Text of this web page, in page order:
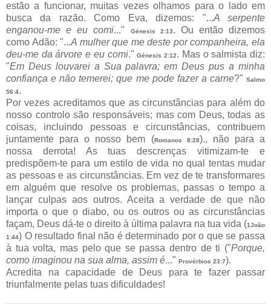
estão a funcionar, muitas vezes olhamos para o lado em
busca da razão. Como Eva, dizemos: "...A serpente
enganou-me e eu comi..." Génesis 2:13. Ou então dizemos
como Adão: "...A mulher que me deste por companheira, ela
deu-me da árvore e eu comi."Génesis 2:12. Mas o salmista diz:
"Em Deus louvarei a Sua palavra; em Deus pus a minha
confiança e não temerei; que me pode fazer a carne?"Salmo
56:4.
Por vezes acreditamos que as circunstâncias para além do
nosso controlo são responsáveis; mas com Deus, todas as
coisas, incluindo pessoas e circunstâncias, contribuem
juntamente para o nosso bem (Romanos 8:28)., não para a
nossa derrota! As tuas descrenças vitimizam-te e
predispõem-te para um estilo de vida no qual tentas mudar
as pessoas e as circunstâncias. Em vez de te transformares
em alguém que resolve os problemas, passas o tempo a
lançar culpas aos outros. Aceita a verdade de que não
importa o que o diabo, ou os outros ou as circunstâncias
façam, Deus dá-te o direito à última palavra na tua vida (1João
1:44) O resultado final não é determinado por o que se passa
à tua volta, mas pelo que se passa dentro de ti ("Porque,
como imaginou na sua alma, assim é..." Provérbios 23:7).
Acredita na capacidade de Deus para te fazer passar
triunfalmente pelas tuas dificuldades!